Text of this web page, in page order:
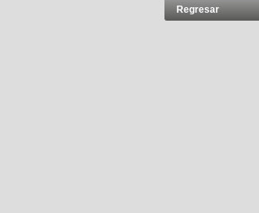
Regresar